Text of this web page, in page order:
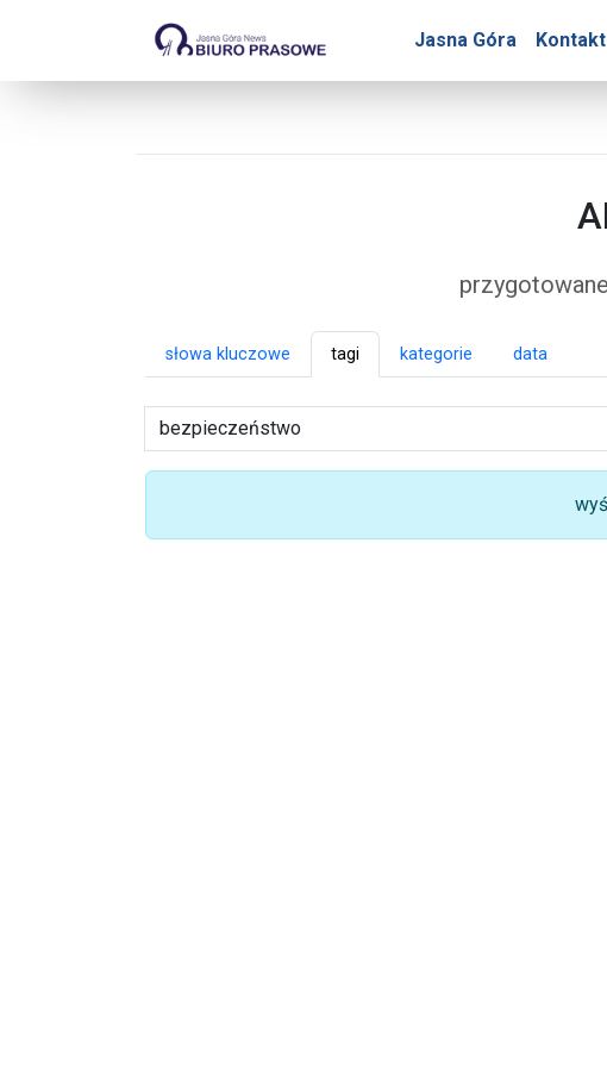
Jasna Góra Kontakt
Biuro Prasowe Jasnej Góry
słowa kluczowe tagi kategorie data